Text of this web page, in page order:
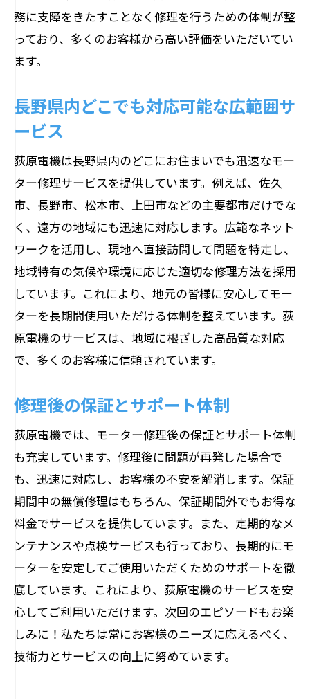
務に支障をきたすことなく修理を行うための体制が整
っており、多くのお客様から高い評価をいただいてい
ます。
長野県内どこでも対応可能な広範囲サ
ービス
荻原電機は長野県内のどこにお住まいでも迅速なモー
ター修理サービスを提供しています。例えば、佐久
市、長野市、松本市、上田市などの主要都市だけでな
く、遠方の地域にも迅速に対応します。広範なネット
ワークを活用し、現地へ直接訪問して問題を特定し、
地域特有の気候や環境に応じた適切な修理方法を採用
しています。これにより、地元の皆様に安心してモー
ターを長期間使用いただける体制を整えています。荻
原電機のサービスは、地域に根ざした高品質な対応
で、多くのお客様に信頼されています。
修理後の保証とサポート体制
荻原電機では、モーター修理後の保証とサポート体制
も充実しています。修理後に問題が再発した場合で
も、迅速に対応し、お客様の不安を解消します。保証
期間中の無償修理はもちろん、保証期間外でもお得な
料金でサービスを提供しています。また、定期的なメ
ンテナンスや点検サービスも行っており、長期的にモ
ーターを安定してご使用いただくためのサポートを徹
底しています。これにより、荻原電機のサービスを安
心してご利用いただけます。次回のエピソードもお楽
しみに！私たちは常にお客様のニーズに応えるべく、
技術力とサービスの向上に努めています。